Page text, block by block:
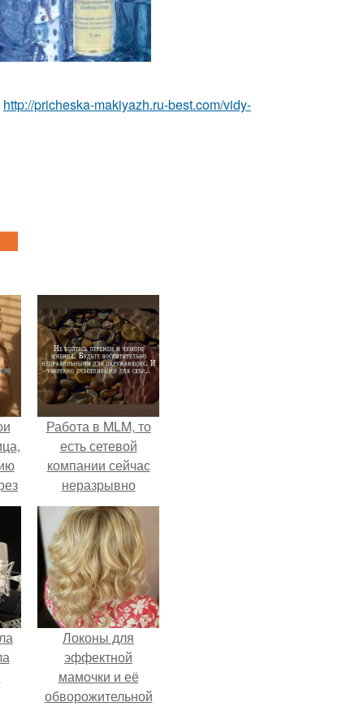
http://pricheska-makiyazh.ru-best.com/vidy-
Работа в MLM, то
есть сетевой
компании сейчас
неразрывно
связана с создание
своего контента,
своей страницы в
соц сетях.
Локоны для
эффектной
мамочки и её
обворожительной